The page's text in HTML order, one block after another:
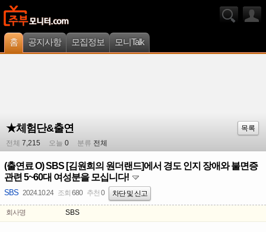
홈 공지사항 모집정보 모니Talk
★체험단&출연
목록
전체 7,215 오늘 0 분류 전체
(출연료 O) SBS [김원희의 원더랜드]에서 경도 인지 장애와 불면증
관련 5~60대 여성분을 모십니다!
SBS 2024.10.24 조회 680 추천 0 차단 및 신고
회사명 SBS